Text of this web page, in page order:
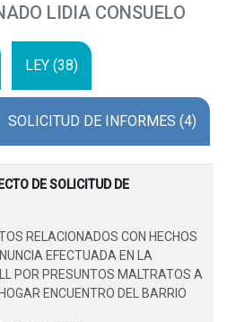
LIDIA CONSUELO
LEY (38)
SOLICITUD DE INFORMES (4)
DE SOLICITUD DE
RELACIONADOS CON HECHOS
EFECTUADA EN LA
POR PRESUNTOS MALTRATOS A
ENCUENTRO DEL BARRIO